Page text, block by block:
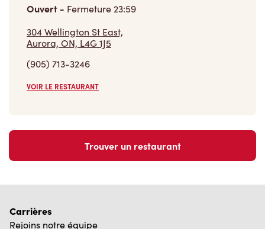
304 Wellington St East,
Aurora, ON, L4G 1J5
(905) 713-3246
VOIR LE RESTAURANT
Trouver un restaurant
Rejoins notre équipe
Explore les postes disponibles